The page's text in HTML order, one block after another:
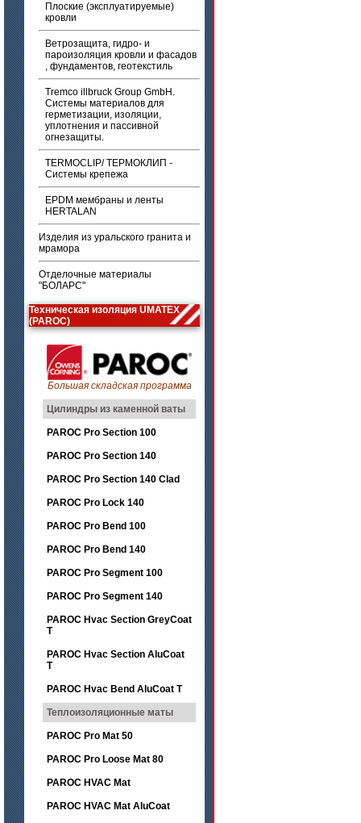
Плоские (эксплуатируемые)
кровли
Ветрозащита, гидро- и
пароизоляция кровли и фасадов
, фундаментов, геотекстиль
Tremco illbruck Group GmbH.
Системы материалов для
герметизации, изоляции,
уплотнения и пассивной
огнезащиты.
TERMOCLIP/ ТЕРМОКЛИП -
Системы крепежа
EPDM мембраны и ленты
HERTALAN
Изделия из уральского гранита и
мрамора
Отделочные материалы
"БОЛАРС"
Техническая изоляция UMATEX
(PAROC)
Большая складская программа
Цилиндры из каменной ваты
PAROC Pro Section 100
PAROC Pro Section 140
PAROC Pro Section 140 Clad
PAROC Pro Lock 140
PAROC Pro Bend 100
PAROC Pro Bend 140
PAROC Pro Segment 100
PAROC Pro Segment 140
PAROC Hvac Section GreyCoat
T
PAROC Hvac Section AluCoat
T
PAROC Hvac Bend AluCoat T
Теплоизоляционные маты
PAROC Pro Mat 50
PAROC Pro Loose Mat 80
PAROC HVAC Mat
PAROC HVAC Mat AluCoat